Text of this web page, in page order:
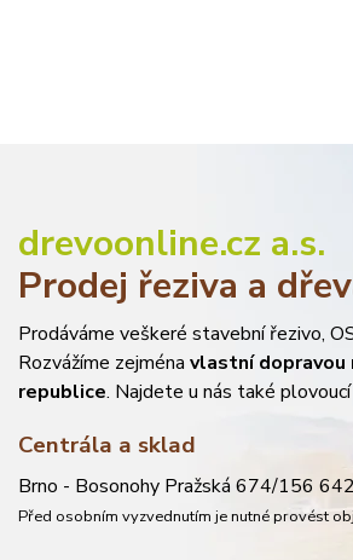
drevoonline.cz a.s.
Prodej řeziva a
Prodáváme veškeré stavební řezivo,
Rozvážíme zejména vlastní dopravou
republice. Najdete u nás také
Centrála a sklad
Brno - Bosonohy Pražská 674/156
Před osobním vyzvednutím je nutné provést